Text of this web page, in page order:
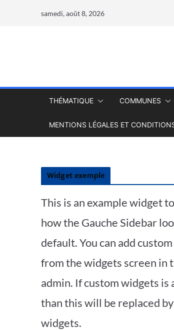
samedi, août 8, 2026
THÉMATIQUE COMMUNES
MENTIONS LÉGALES ET
Widget exemple
This is an example widget
how the Gauche Sidebar
default. You can add
from the widgets screen in
admin. If custom widgets is
than this will be replaced
widgets.